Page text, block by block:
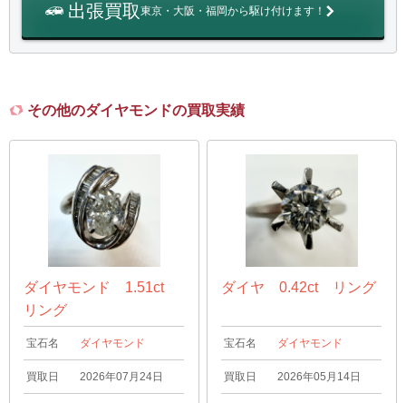
出張買取東京・大阪・福岡から駆け付けます！
その他のダイヤモンドの買取実績
ダイヤモンド 1.51ct
リング
宝石名 ダイヤモンド
買取日 2026年07月24日
ダイヤ 0.42ct リング
宝石名 ダイヤモンド
買取日 2026年05月14日